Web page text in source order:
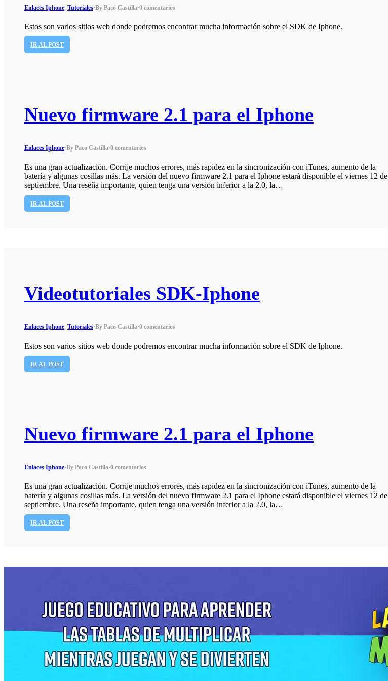
Enlaces Iphone, Tutoriales·By Paco Castilla·0 comentarios
Estos son varios sitios web donde podremos encontrar mucha información sobre el SDK de Iphone.
IR AL POST
Nuevo firmware 2.1 para el Iphone
Enlaces Iphone·By Paco Castilla·0 comentarios
Es una gran actualización. Corrije muchos errores, más rapidez en la sincronización con iTunes, aumento de la
batería y algunas cosillas más. La versión del nuevo firmware 2.1 para el Iphone estará disponible el viernes 12 de
septiembre. Una reseña importante, quien tenga una versión inferior a la 2.0, la…
IR AL POST
Videotutoriales SDK-Iphone
Enlaces Iphone, Tutoriales·By Paco Castilla·0 comentarios
Estos son varios sitios web donde podremos encontrar mucha información sobre el SDK de Iphone.
IR AL POST
Nuevo firmware 2.1 para el Iphone
Enlaces Iphone·By Paco Castilla·0 comentarios
Es una gran actualización. Corrije muchos errores, más rapidez en la sincronización con iTunes, aumento de la
batería y algunas cosillas más. La versión del nuevo firmware 2.1 para el Iphone estará disponible el viernes 12 de
septiembre. Una reseña importante, quien tenga una versión inferior a la 2.0, la…
IR AL POST